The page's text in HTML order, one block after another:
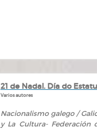
21 de Nadal. Día do
Varios autores
Nacionalismo galego /
y La Cultura- Federación